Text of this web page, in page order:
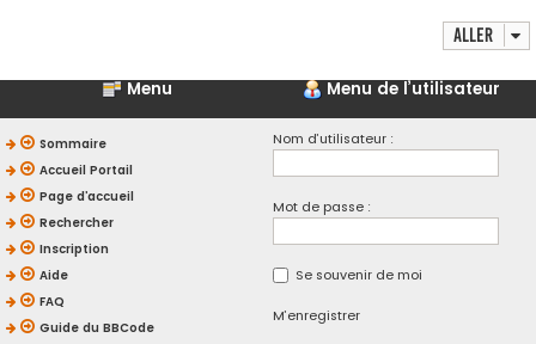
Aller
Menu
Sommaire
Accueil Portail
Page d’accueil
Rechercher
Inscription
Aide
FAQ
Guide du BBCode
Menu de l’utilisateur
Nom d’utilisateur :
Mot de passe :
Se souvenir de moi
M’enregistrer